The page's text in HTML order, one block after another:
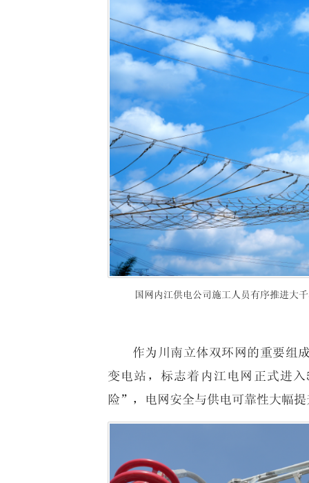
国网内江供电公司施工人员有序推进大
作为川南立体双环网的重要组
变电站，标志着内江电网正式进
险”，电网安全与供电可靠性大幅提